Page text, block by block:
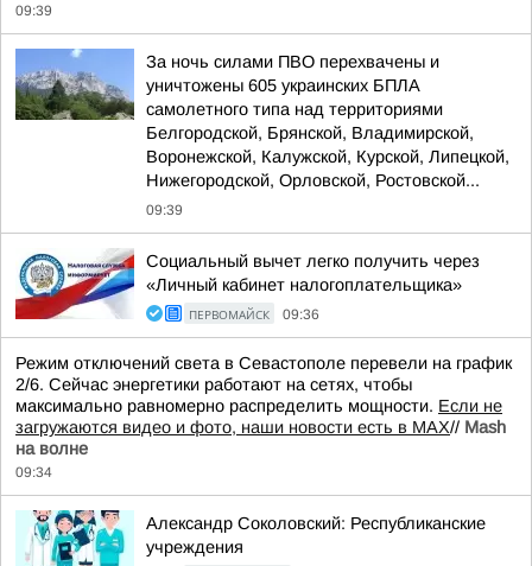
09:39
За ночь силами ПВО перехвачены и
уничтожены 605 украинских БПЛА
самолетного типа над территориями
Белгородской, Брянской, Владимирской,
Воронежской, Калужской, Курской, Липецкой,
Нижегородской, Орловской, Ростовской...
09:39
Социальный вычет легко получить через
«Личный кабинет налогоплательщика»
ПЕРВОМАЙСК 09:36
Режим отключений света в Севастополе перевели на график
2/6. Сейчас энергетики работают на сетях, чтобы
максимально равномерно распределить мощности. Если не
загружаются видео и фото, наши новости есть в MAX// Mash
на волне
09:34
Александр Соколовский: Республиканские
учреждения